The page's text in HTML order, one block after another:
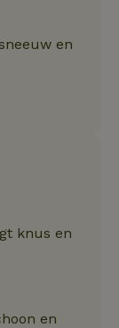
en
knus en
en